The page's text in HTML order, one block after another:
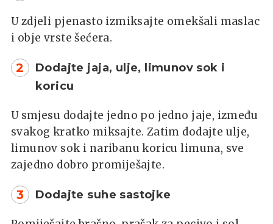
U zdjeli pjenasto izmiksajte omekšali maslac
i obje vrste šećera.
2
Dodajte jaja, ulje, limunov sok i
koricu
U smjesu dodajte jedno po jedno jaje, između
svakog kratko miksajte. Zatim dodajte ulje,
limunov sok i naribanu koricu limuna, sve
zajedno dobro promiješajte.
3 Dodajte suhe sastojke